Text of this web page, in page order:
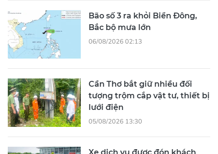
Bão số 3 ra khỏi Biển Đông,
Bắc bộ mưa lớn
06/08/2026 02:13
Cần Thơ bắt giữ nhiều đối
tượng trộm cắp vật tư, thiết bị
lưới điện
05/08/2026 13:30